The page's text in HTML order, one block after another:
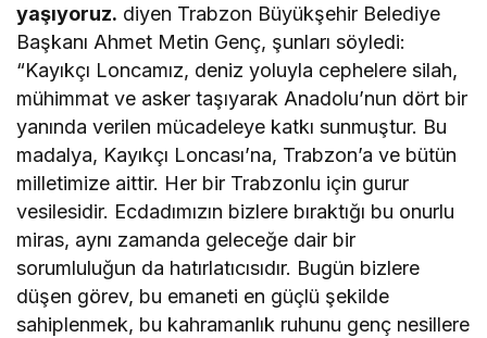
yaşıyoruz. diyen Trabzon Büyükşehir Belediye
Başkanı Ahmet Metin Genç, şunları söyledi:
“Kayıkçı Loncamız, deniz yoluyla cephelere silah,
mühimmat ve asker taşıyarak Anadolu’nun dört bir
yanında verilen mücadeleye katkı sunmuştur. Bu
madalya, Kayıkçı Loncası’na, Trabzon’a ve bütün
milletimize aittir. Her bir Trabzonlu için gurur
vesilesidir. Ecdadımızın bizlere bıraktığı bu onurlu
miras, aynı zamanda geleceğe dair bir
sorumluluğun da hatırlatıcısıdır. Bugün bizlere
düşen görev, bu emaneti en güçlü şekilde
sahiplenmek, bu kahramanlık ruhunu genç nesillere